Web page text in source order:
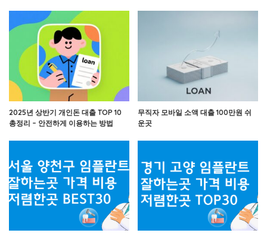
2025년 상반기 개인돈 대출 TOP 10
총정리 – 안전하게 이용하는 방법
무직자 모바일 소액 대출 100만원 쉬
운곳